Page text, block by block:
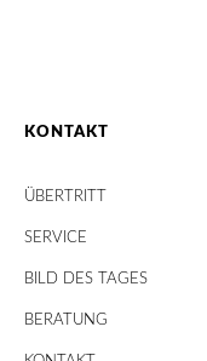
KONTAKT
ÜBERTRITT
SERVICE
BILD DES TAGES
BERATUNG